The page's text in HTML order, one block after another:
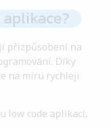
aplikace?
přizpůsobení na
Díky
na míru rychleji
low code aplikací,